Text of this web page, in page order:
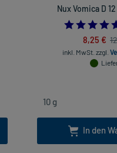
Nux Vomica D
8,25 €
inkl. MwSt. zzgl.
In den